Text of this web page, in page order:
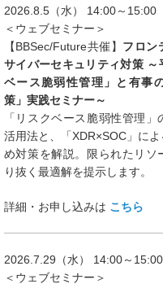
2026.8.5（水） 14:00～15:00
＜ウェブセミナー＞
【BBSec/Future共催】 フロン
サイバーセキュリティ対策 ～
ベース脆弱性管理」と有事
策」実践セミナー～
「リスクベース脆弱性管理」
活用法と、「XDR×SOC」に
め対策を解説。限られたリソ
り抜く最適解を提示します。
詳細・お申し込みは こちら
2026.7.29（水） 14:00～15:00
＜ウェブセミナー＞